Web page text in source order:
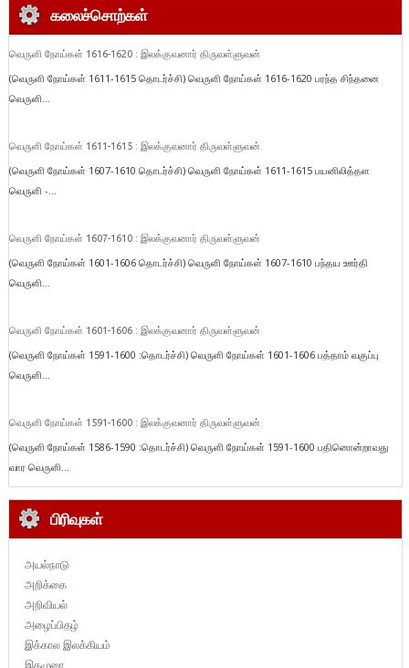
கலைச்சொற்கள்
வெருளி நோய்கள் 1616-1620 : இலக்குவனார் திருவள்ளுவன்
(வெருளி நோய்கள் 1611-1615 தொடர்ச்சி) வெருளி நோய்கள் 1616-1620 பரந்த சிந்தனை
வெருளி...
வெருளி நோய்கள் 1611-1615 : இலக்குவனார் திருவள்ளுவன்
(வெருளி நோய்கள் 1607-1610 தொடர்ச்சி) வெருளி நோய்கள் 1611-1615 பயனிலித்தள
வெருளி -...
வெருளி நோய்கள் 1607-1610 : இலக்குவனார் திருவள்ளுவன்
(வெருளி நோய்கள் 1601-1606 தொடர்ச்சி) வெருளி நோய்கள் 1607-1610 பந்தய ஊர்தி
வெருளி...
வெருளி நோய்கள் 1601-1606 : இலக்குவனார் திருவள்ளுவன்
(வெருளி நோய்கள் 1591-1600 :தொடர்ச்சி) வெருளி நோய்கள் 1601-1606 பத்தாம் வகுப்பு
வெருளி...
வெருளி நோய்கள் 1591-1600 : இலக்குவனார் திருவள்ளுவன்
(வெருளி நோய்கள் 1586-1590 :தொடர்ச்சி) வெருளி நோய்கள் 1591-1600 பதினொன்றாவது
வார வெருளி...
பிரிவுகள்
அயல்நாடு
அறிக்கை
அறிவியல்
அழைப்பிதழ்
இக்கால இலக்கியம்
இதழுரை